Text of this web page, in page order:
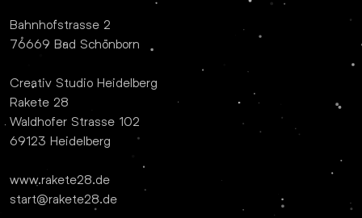
Bahnhofstrasse 2
76669 Bad Schönborn
Creativ Studio Heidelberg
Rakete 28
Waldhofer Strasse 102
69123 Heidelberg
www.rakete28.de
start@rakete28.de